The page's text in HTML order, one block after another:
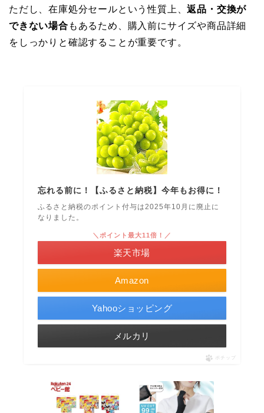
ただし、在庫処分セールという性質上、返品・交換が
できない場合 もあるため、購入前にサイズや商品詳細
をしっかりと確認することが重要です。
忘れる前に！【ふるさと納税】今年もお得に！
ふるさと納税のポイント付与は2025年10月に廃止に
なりました。
Amazon
＼ポイント最大11倍！／
楽天市場
Yahooショッピング
メルカリ
ポチップ